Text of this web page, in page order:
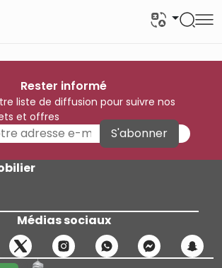
Rester informé
liste de diffusion pour suivre nos
et offres
S'abonner
Médias sociaux